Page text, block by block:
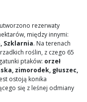
rezerwaty
między innymi:
Szklarnia. Na terenach
roślin, z czego 65
ptaków: orzeł
zimorodek, głuszec,
ostoją konika
się z leśnej odmiany